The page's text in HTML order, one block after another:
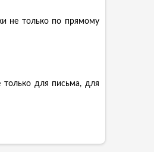
не только по прямому
только для письма, для